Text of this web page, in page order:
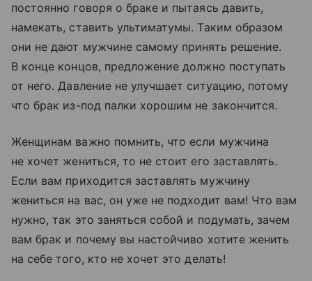
постоянно говоря о браке и пытаясь давить,
намекать, ставить ультиматумы. Таким образом
они не дают мужчине самому принять решение.
В конце концов, предложение должно поступать
от него. Давление не улучшает ситуацию, потому
что брак из-под палки хорошим не закончится.
Женщинам важно помнить, что если мужчина
не хочет жениться, то не стоит его заставлять.
Если вам приходится заставлять мужчину
жениться на вас, он уже не подходит вам! Что вам
нужно, так это заняться собой и подумать, зачем
вам брак и почему вы настойчиво хотите женить
на себе того, кто не хочет это делать!